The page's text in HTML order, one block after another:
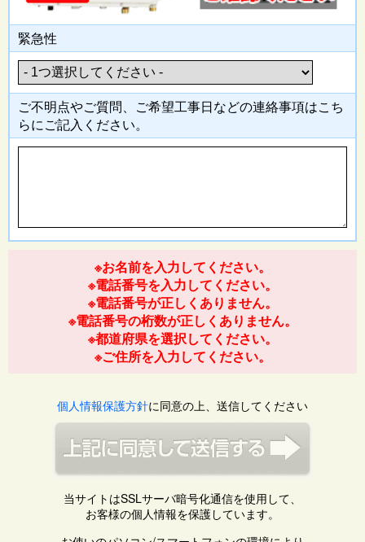
緊急性
ご不明点やご質問、ご希望工事日などの連絡事項はこち
らにご記入 ください。
※お名前を入力してください。
※電話番号を入力してください。
※電話番号が正しくありません。
※電話番号の桁数が正しくありません。
※都道府県を選択してください。
※ご住所を入力してください。
個人情報保護方針に同意の上、送信してください
当サイトはSSLサーバ暗号化通信を使用して、
お客様の個人情報を保護しています。